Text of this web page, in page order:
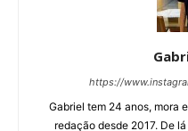
https://
Gabriel tem 24 anos, mora
redação desde 2017. De